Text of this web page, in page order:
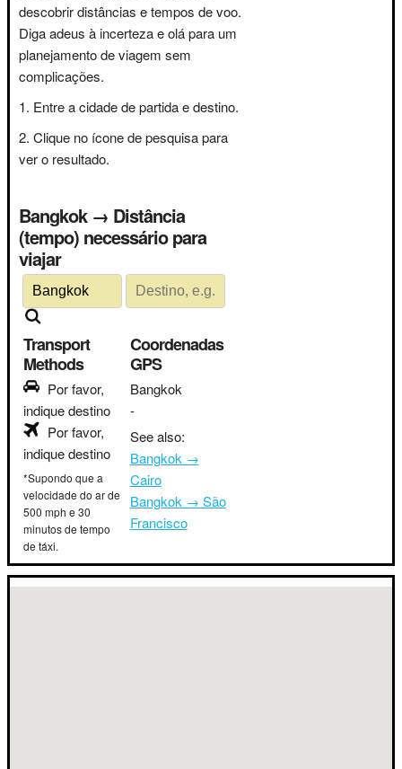
descobrir distâncias e tempos de voo.
Diga adeus à incerteza e olá para um
planejamento de viagem sem
complicações.
Entre a cidade de partida e destino.
Clique no ícone de pesquisa para
ver o resultado.
Bangkok → Distância
(tempo) necessário para
viajar
Transport
Methods
Por favor,
indique destino
Por favor,
indique destino
*Supondo que a
velocidade do ar de
500 mph e 30
minutos de tempo
de táxi.
Coordenadas
GPS
Bangkok
-
See also:
Bangkok →
Cairo
Bangkok → São
Francisco